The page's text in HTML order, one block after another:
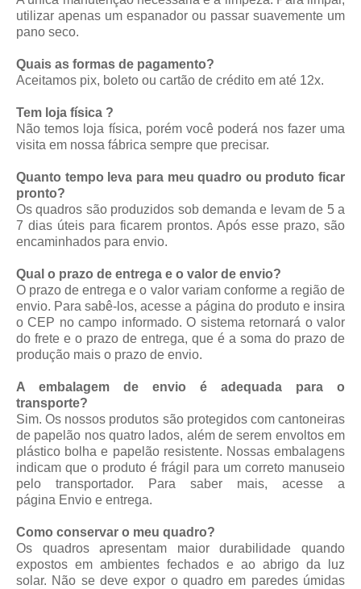
utilizar apenas um espanador ou passar suavemente um
pano seco.
Quais as formas de pagamento?
Aceitamos pix, boleto ou cartão de crédito em até 12x.
Tem loja física ?
Não temos loja física, porém você poderá nos fazer uma
visita em nossa fábrica sempre que precisar.
Quanto tempo leva para meu quadro ou produto ficar
pronto?
Os quadros são produzidos sob demanda e levam de 5 a
7 dias úteis para ficarem prontos. Após esse prazo, são
encaminhados para envio.
Qual o prazo de entrega e o valor de envio?
O prazo de entrega e o valor variam conforme a região de
envio. Para sabê-los, acesse a página do produto e insira
o CEP no campo informado. O sistema retornará o valor
do frete e o prazo de entrega, que é a soma do prazo de
produção mais o prazo de envio.
A embalagem de envio é adequada para o
transporte?
Sim. Os nossos produtos são protegidos com cantoneiras
de papelão nos quatro lados, além de serem envoltos em
plástico bolha e papelão resistente. Nossas embalagens
indicam que o produto é frágil para um correto manuseio
pelo transportador. Para saber mais, acesse a
página Envio e entrega.
Como conservar o meu quadro?
Os quadros apresentam maior durabilidade quando
expostos em ambientes fechados e ao abrigo da luz
solar. Não se deve expor o quadro em paredes úmidas